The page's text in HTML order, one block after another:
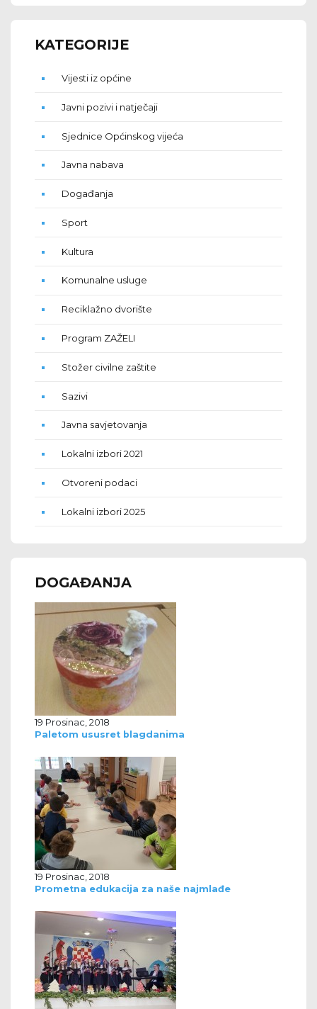
KATEGORIJE
Vijesti iz općine
Javni pozivi i natječaji
Sjednice Općinskog vijeća
Javna nabava
Događanja
Sport
Kultura
Komunalne usluge
Reciklažno dvorište
Program ZAŽELI
Stožer civilne zaštite
Sazivi
Javna savjetovanja
Lokalni izbori 2021
Otvoreni podaci
Lokalni izbori 2025
DOGAĐANJA
19 Prosinac, 2018
Paletom ususret blagdanima
19 Prosinac, 2018
Prometna edukacija za naše najmlađe